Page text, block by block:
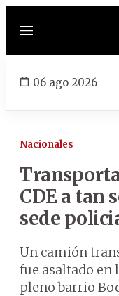
Menú
06 ago 2026
Nacionales
CDE a tan
sede
Un camión
fue asaltado en
pleno barrio